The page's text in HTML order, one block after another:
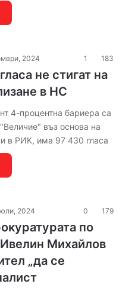
2024
1 183
не стигат на
в НС
4-процентна бариера са
въз основа на
в РИК, има 97 430 гласа
2024
0 179
по
Михайлов
„да се